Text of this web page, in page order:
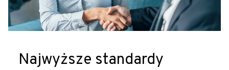
Najwyższe standardy